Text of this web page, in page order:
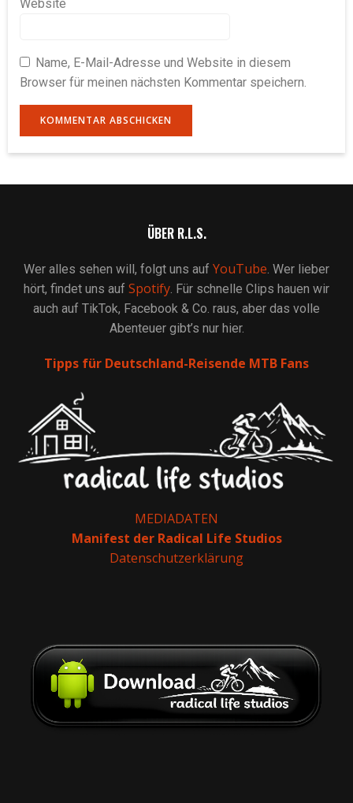
Website
Name, E-Mail-Adresse und Website in diesem
Browser für meinen nächsten Kommentar speichern.
ÜBER R.L.S.
Wer alles sehen will, folgt uns auf YouTube. Wer lieber
hört, findet uns auf Spotify. Für schnelle Clips hauen wir
auch auf TikTok, Facebook & Co. raus, aber das volle
Abenteuer gibt’s nur hier.
Tipps für Deutschland-Reisende MTB Fans
MEDIADATEN
Manifest der Radical Life Studios
Datenschutzerklärung